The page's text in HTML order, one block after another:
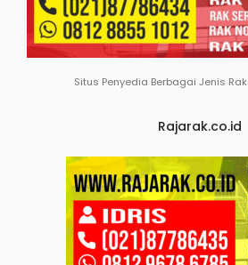
Situs Penyedia Berbagai Jenis Rak
Rajarak.co.id